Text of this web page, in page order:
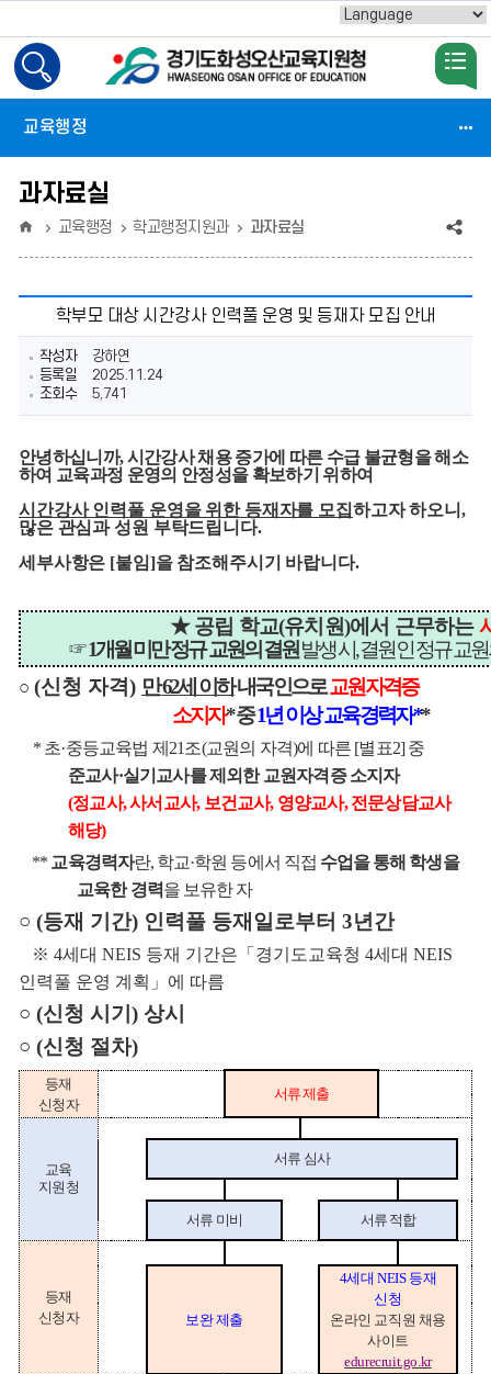
검
색
성
Powered by
교육행정
과자료실
교육행정 학교행정지원과 과자료실
공
(상
태
축
소)
학부모 대상 시간강사 인력풀 운영 및 등재자 모집 안내
작성자
강하연
등록일
2025.11.24
조회수
5,741
안녕하십니까, 시간강사 채용 증가에 따른 수급 불균형을 해소
하여 교육과정 운영의 안정성을 확보하기 위하여
시간강사 인력풀 운영을 위한 등재자를 모집하고자 하오니,
많은 관심과 성원 부탁드립니다.
세부사항은 [붙임]을 참조해주시기 바랍니다.
★공립 학교(유치원)에서 근무하는
☞1개월 미만 정규 교원의 결원 발생 시,결원인 정규 교
○ (신청 자격) 만62세 이하내국인으로교원자격증
소지자*중1년 이상 교육경력자**
* 초·중등교육법 제 21조(교원의 자격)에 따른 [별표2]중
준교사·실기교사를 제외한 교원자격증 소지자
(정교사,사서교사, 보건교사, 영양교사,전문상담교사
해당)
** 교육경력자란, 학교·학원 등에서 직접 수업을 통해 학생을
교육한 경력을 보유한 자
○ (등재 기간) 인력풀 등재일로부터 3년간
※ 4세대 NEIS 등재 기간은 「 경기도교육청 4세대 NEIS
인력풀 운영 계획 」 에 따름
○ (신청 시기 ) 상시
○ (신청 절차)
등재
신청자
서류 제출
교육
지원청
서류 심사
서류 미비 서류 적합
등재
신청자
보완 제출
4세대NEIS 등재
신청
온라인 교직원 채용
사이트
edurecruit.go.kr